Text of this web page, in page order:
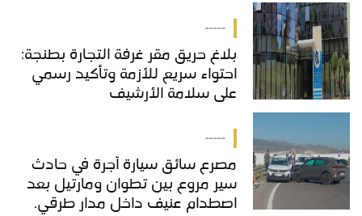
-----
بلاغ حريق مقر غرفة التجارة بطنجة:
احتواء سريع للأزمة وتأكيد رسمي
على سلامة الأرشيف
-----
مصرع سائق سيارة أجرة في حادث
سير مروع بين تطوان ومارتيل بعد
اصطدام عنيف داخل مدار طرقي.